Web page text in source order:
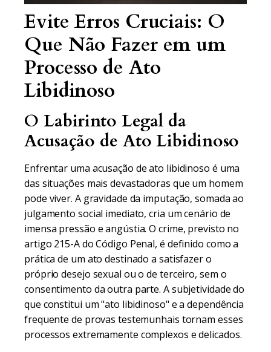
Evite Erros Cruciais: O
Que Não Fazer em um
Processo de Ato
Libidinoso
O Labirinto Legal da
Acusação de Ato Libidinoso
Enfrentar uma acusação de ato libidinoso é uma
das situações mais devastadoras que um homem
pode viver. A gravidade da imputação, somada ao
julgamento social imediato, cria um cenário de
imensa pressão e angústia. O crime, previsto no
artigo 215-A do Código Penal, é definido como a
prática de um ato destinado a satisfazer o
próprio desejo sexual ou o de terceiro, sem o
consentimento da outra parte. A subjetividade do
que constitui um "ato libidinoso" e a dependência
frequente de provas testemunhais tornam esses
processos extremamente complexos e delicados.